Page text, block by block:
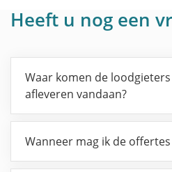
Heeft u nog een
Waar komen de
afleveren vandaan?
Wanneer mag ik de